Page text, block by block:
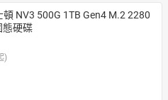
NV3 500G 1TB Gen4 M.2 2280
態硬碟
)